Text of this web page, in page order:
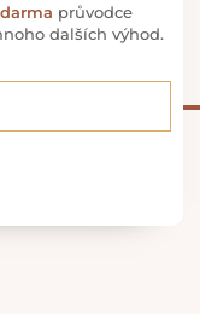
průvodce
dalších výhod.